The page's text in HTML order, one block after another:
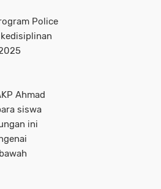
Police
Ahmad
siswa
ini